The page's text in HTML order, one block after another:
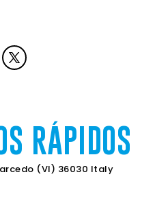
RÁPIDOS
(VI) 36030 Italy